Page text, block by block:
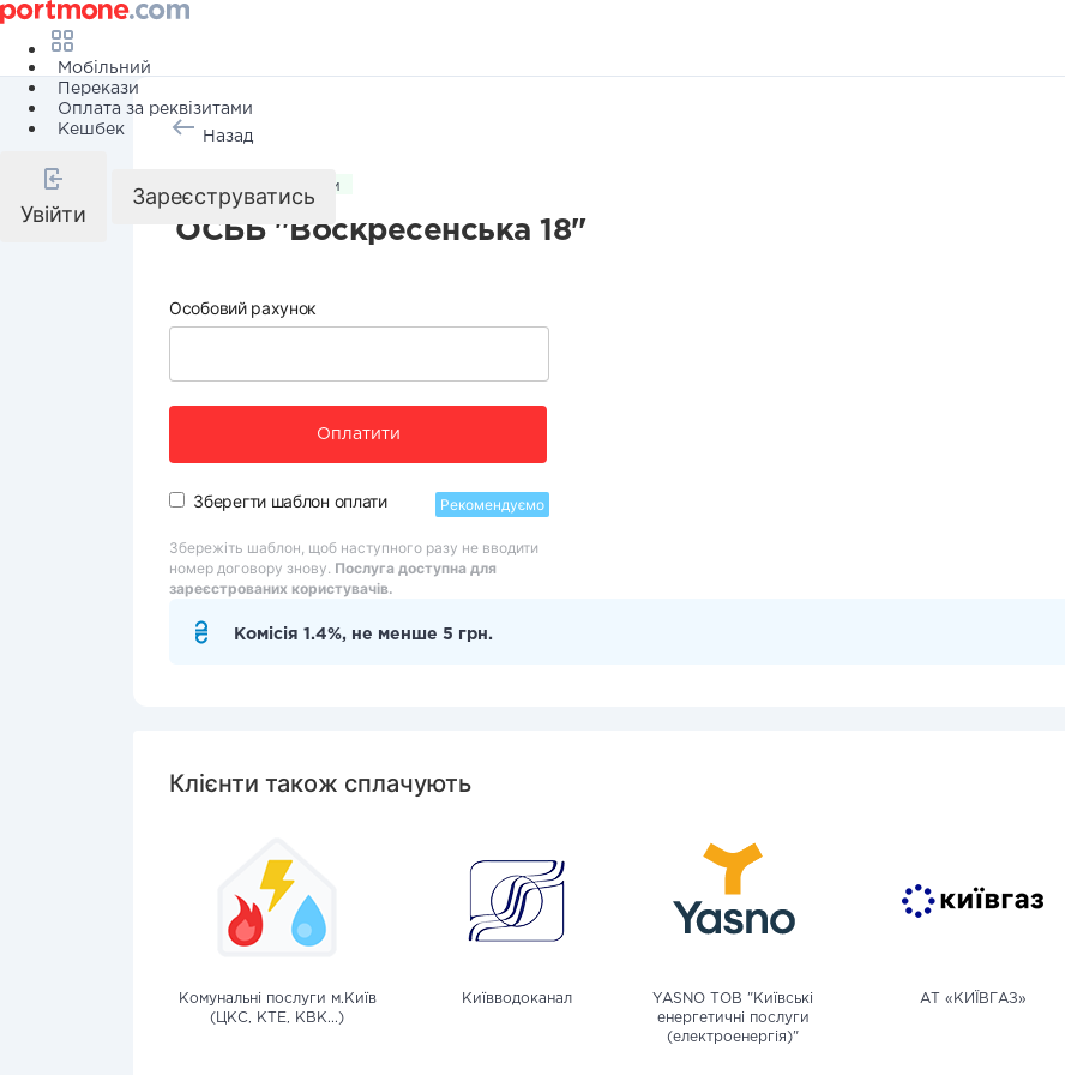
Мобільний
Перекази
Оплата за реквізитами
Кешбек
Увійти
Зареєструватись
Назад
Комунальні послуги
ОСББ "Воскресенська 18"
Особовий рахунок
Оплатити
Зберегти шаблон оплати Рекомендуємо
Збережіть шаблон, щоб наступного разу не вводити
номер договору знову. Послуга доступна для
зареєстрованих користувачів.
Комісія 1.4%, не менше 5 грн.
Клієнти також сплачують
Комунальні послуги м.Київ
(ЦКС, КТЕ, КВК...)
Київводоканал
YASNO ТОВ "Київські
енергетичні послуги
(електроенергія)"
АТ «КИЇВГАЗ»